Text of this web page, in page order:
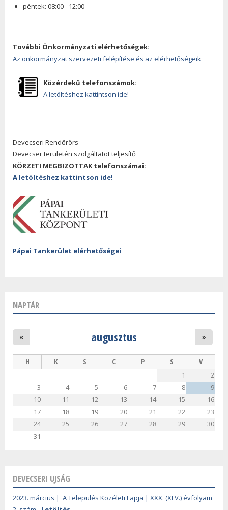
péntek: 08:00 - 12:00
További Önkormányzati elérhetőségek:
Az önkormányzat szervezeti felépítése és az elérhetőségeik
Közérdekű telefonszámok:
A letöltéshez kattintson ide!
Devecseri Rendőrörs
Devecser területén szolgáltatot teljesítő
KÖRZETI MEGBIZOTTAK telefonszámai:
A letöltéshez kattintson ide!
Pápai Tankerület elérhetőségei
NAPTÁR
augusztus
« »
H K S C P S V
1
2
3
4 5 6 7 8
9
10
11 12 13 14 15
16
17
18 19 20 21 22
23
24
25 26 27 28 29
30
31
DEVECSERI UJSÁG
2023. március | A Település Közéleti Lapja | XXX. (XLV.) évfolyam